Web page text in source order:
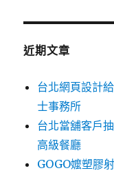
鍵
近期文章
台北網頁設計
士事務所
台北當舖客戶
高級餐廳
GOGO嬤塑膠